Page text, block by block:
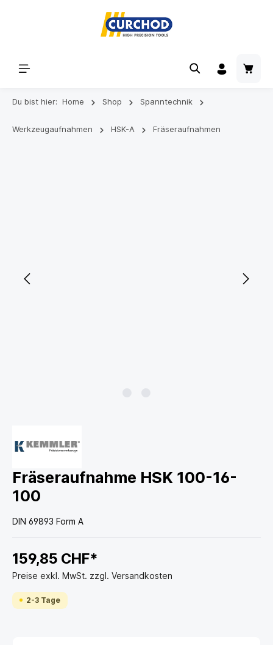
Du bist hier: Home Shop Spanntechnik
Werkzeugaufnahmen HSK-A Fräseraufnahmen
Fräseraufnahme HSK 100-16-
100
DIN 69893 Form A
159,85 CHF*
Preise exkl. MwSt. zzgl. Versandkosten
2-3 Tage